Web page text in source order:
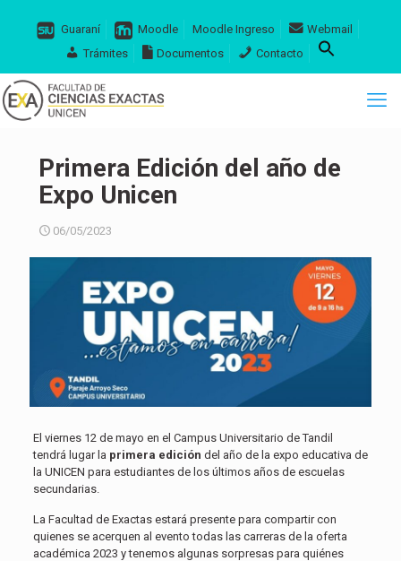
Guaraní Moodle Moodle Ingreso
Webmail
Trámites
Documentos Contacto
Primera Edición del año de
Expo Unicen
06/05/2023
El viernes 12 de mayo en el Campus Universitario de Tandil
tendrá lugar la primera edición del año de la expo educativa de
la UNICEN para estudiantes de los últimos años de escuelas
secundarias.
La Facultad de Exactas estará presente para compartir con
quienes se acerquen al evento todas las carreras de la oferta
académica 2023 y tenemos algunas sorpresas para quiénes